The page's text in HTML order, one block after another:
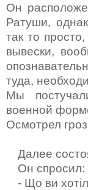
Он
Ратуши,
так то
вывески,
туда,
Мы
военной
Осмотрел
Далее
Он спросил:
- Що ви